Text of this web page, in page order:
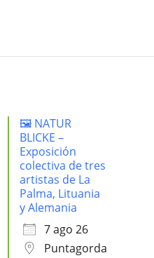
🖼️ NATUR
BLICKE –
Exposición
colectiva de tres
artistas de La
Palma, Lituania
y Alemania
7 ago 26
Puntagorda